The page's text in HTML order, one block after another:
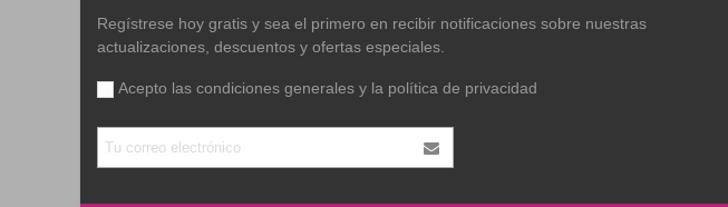
Regístrese hoy gratis y sea el primero en recibir notificaciones sobre nuestras
actualizaciones, descuentos y ofertas especiales.
Acepto las condiciones generales y la política de privacidad